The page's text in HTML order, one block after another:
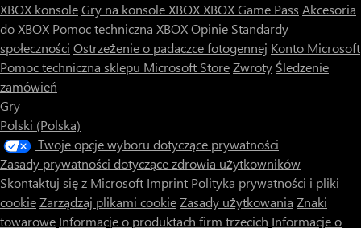
XBOX konsoleGry na konsole XBOXXBOX Game Pass Akcesoria
do XBOX Pomoc techniczna XBOXOpinie Standardy
społeczności Ostrzeżenie o padaczce fotogennej Konto Microsoft
Pomoc techniczna sklepu Microsoft StoreZwroty Śledzenie
zamówień
Gry
Polski (Polska)
Twoje opcje wyboru dotyczące prywatności
Zasady prywatności dotyczące zdrowia użytkowników
Skontaktuj się z Microsoft Imprint Polityka prywatności i pliki
cookieZarządzaj plikami cookieZasady użytkowania Znaki
towarowe Informacje o produktach firm trzecich Informacje o